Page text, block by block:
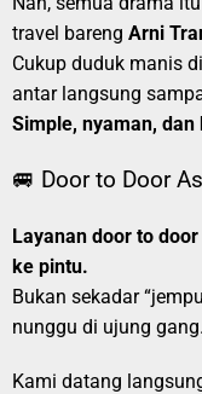
travel bareng Arni
Cukup duduk manis
antar langsung
Simple, nyaman, dan
🚐 Door to Door
Layanan door to
ke pintu.
Bukan sekadar
nunggu di ujung
Kami datang